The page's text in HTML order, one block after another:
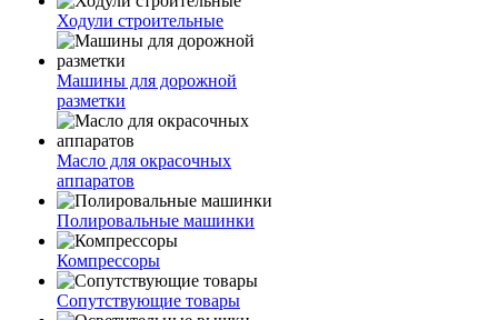
Ходули строительные
Машины для дорожной
разметки
Масло для окрасочных
аппаратов
Полировальные машинки
Компрессоры
Сопутствующие товары